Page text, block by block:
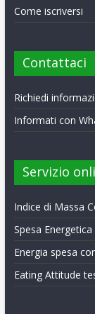
Come iscriversi
Contattaci
Richiedi
Informati con
Servizio
Indice di Massa
Spesa
Energia spesa
Eating Attitude